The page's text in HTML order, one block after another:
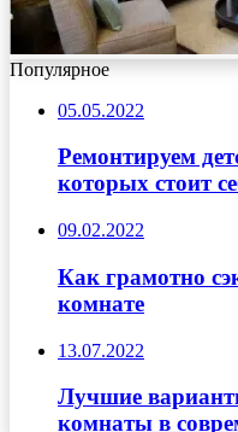
Популярное
05.05.2022
Ремонтируем
которых стоит
09.02.2022
Как грамотно
комнате
13.07.2022
Лучшие
комнаты в